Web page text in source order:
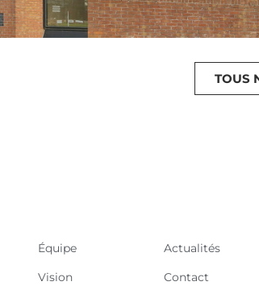
TOUS
Équipe
Vision
Actualités
Contact